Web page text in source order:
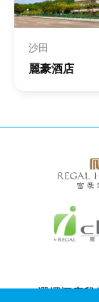
沙田
麗豪酒店
Bottom
選擇酒店我